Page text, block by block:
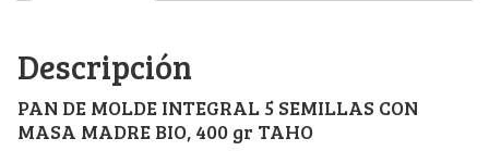
Descripción
PAN DE MOLDE INTEGRAL 5 SEMILLAS CON
MASA MADRE BIO, 400 gr TAHO